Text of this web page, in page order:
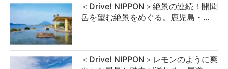
＜Drive! NIPPON＞絶景の連続！開聞
岳を望む絶景をめぐる。鹿児島・…
＜Drive! NIPPON＞レモンのように爽